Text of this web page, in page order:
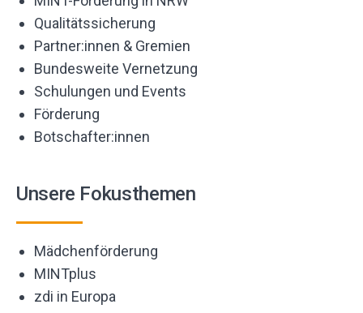
Qualitätssicherung
Partner:innen & Gremien
Bundesweite Vernetzung
Schulungen und Events
Förderung
Botschafter:innen
Unsere Fokusthemen
Mädchenförderung
MINTplus
zdi in Europa